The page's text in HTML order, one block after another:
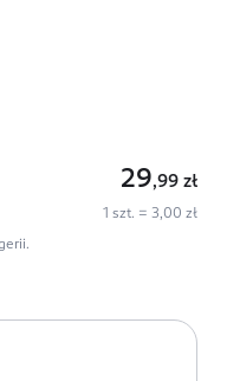
29,99 zł
1 szt. = 3,00 zł